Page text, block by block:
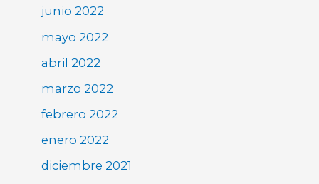
junio 2022
mayo 2022
abril 2022
marzo 2022
febrero 2022
enero 2022
diciembre 2021